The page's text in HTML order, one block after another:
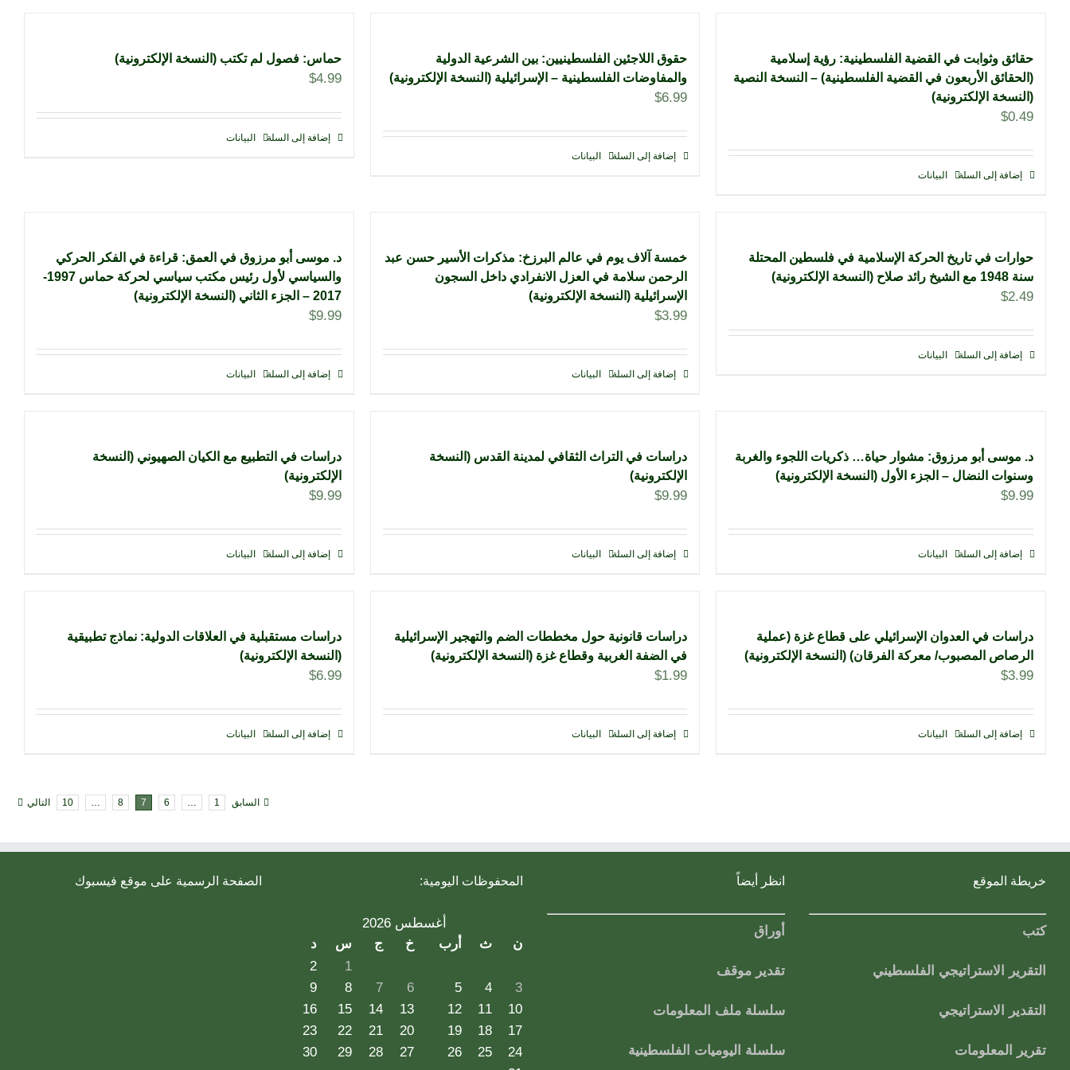
حقائق وثوابت في القضية الفلسطينية: رؤية إسلامية
(الحقائق الأربعون في القضية الفلسطينية) – النسخة النصية
(النسخة الإلكترونية)
$0.49
إضافة إلى السلة البيانات
حقوق اللاجئين الفلسطينيين: بين الشرعية الدولية
والمفاوضات الفلسطينية – الإسرائيلية (النسخة الإلكترونية)
$6.99
إضافة إلى السلة البيانات
حماس: فصول لم تكتب (النسخة الإلكترونية)
$4.99
إضافة إلى السلة البيانات
حوارات في تاريخ الحركة الإسلامية في فلسطين المحتلة
سنة 1948 مع الشيخ رائد صلاح (النسخة الإلكترونية)
$2.49
إضافة إلى السلة البيانات
خمسة آلاف يوم في عالم البرزخ: مذكرات الأسير حسن عبد
الرحمن سلامة في العزل الانفرادي داخل السجون
الإسرائيلية (النسخة الإلكترونية)
$3.99
إضافة إلى السلة البيانات
د. موسى أبو مرزوق في العمق: قراءة في الفكر الحركي
والسياسي لأول رئيس مكتب سياسي لحركة حماس 1997-
2017 – الجزء الثاني (النسخة الإلكترونية)
$9.99
إضافة إلى السلة البيانات
د. موسى أبو مرزوق: مشوار حياة… ذكريات اللجوء والغربة
وسنوات النضال – الجزء الأول (النسخة الإلكترونية)
$9.99
إضافة إلى السلة البيانات
دراسات في التراث الثقافي لمدينة القدس (النسخة
الإلكترونية)
$9.99
إضافة إلى السلة البيانات
دراسات في التطبيع مع الكيان الصهيوني (النسخة
الإلكترونية)
$9.99
إضافة إلى السلة البيانات
دراسات في العدوان الإسرائيلي على قطاع غزة (عملية
الرصاص المصبوب/ معركة الفرقان) (النسخة الإلكترونية)
$3.99
إضافة إلى السلة البيانات
دراسات قانونية حول مخططات الضم والتهجير الإسرائيلية
في الضفة الغربية وقطاع غزة (النسخة الإلكترونية)
$1.99
إضافة إلى السلة البيانات
دراسات مستقبلية في العلاقات الدولية: نماذج تطبيقية
(النسخة الإلكترونية)
$6.99
إضافة إلى السلة البيانات
السابق 1
…
6
7
8
…
10 التالي
خريطة الموقع
كتب
التقرير الاستراتيجي الفلسطيني
التقدير الاستراتيجي
تقرير المعلومات
انظر أيضاً
أوراق
تقدير موقف
سلسلة ملف المعلومات
سلسلة اليوميات الفلسطينية
المحفوظات اليومية:
أغسطس 2026
ن
ث أرب خ ج س
د
1
2
3
4
5
6
7
8
9
10
11
12
13
14
15
16
17
18
19
20
21
22
23
24
25
26
27
28
29
30
الصفحة الرسمية على موقع فيسبوك